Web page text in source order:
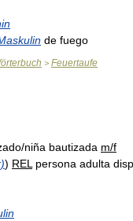
de fuego
> Feuertaufe
niña bautizada m/f
) REL persona adulta